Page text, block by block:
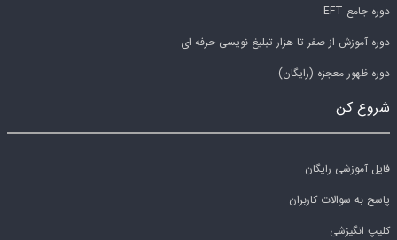
دوره جامع EFT
دوره آموزش از صفر تا هزار تبلیغ نویسی حرفه ای
دوره ظهور معجزه (رایگان)
شروع کن
فایل آموزشی رایگان
پاسخ به سوالات کاربران
کلیپ انگیزشی